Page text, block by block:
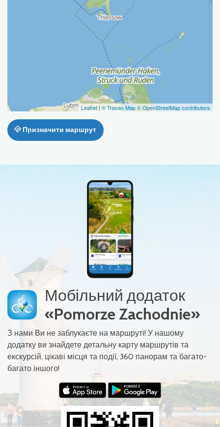
Leaflet | © Traseo Map© OpenStreetMap contributors
Призначити маршрут
Мобільний додаток
«Pomorze Zachodnie»
З нами Ви не заблукаєте на маршруті! У нашому
додатку ви знайдете детальну карту маршрутів та
екскурсій, цікаві місця та події, 360 панорам та багато-
багато іншого!